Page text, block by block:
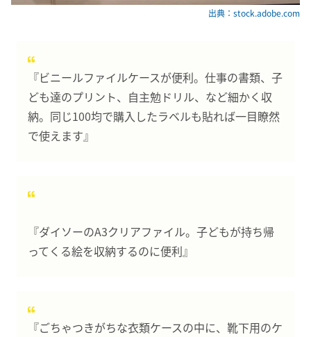
出典：stock.adobe.com
『ビニールファイルケースが便利。仕事の書類、子
ども達のプリント、自主勉ドリル、など細かく収
納。同じ100均で購入したラベルも貼れば一目瞭然
で使えます』
『ダイソーのA3クリアファイル。子どもが持ち帰
ってくる絵を収納するのに便利』
『ごちゃつきがちな衣類ケースの中に、靴下用のケ